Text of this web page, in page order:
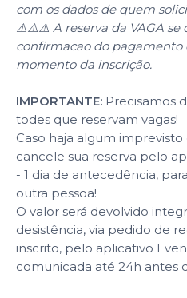
com os dados de quem
⚠️⚠️⚠️ A reserva da VAGA se
confirmacao do pagamento
momento da inscrição.
IMPORTANTE: Precisamos
todes que reservam vagas!
Caso haja algum
cancele sua reserva pelo
- 1 dia de antecedência,
outra pessoa!
O valor será devolvido
desistência, via pedido de
inscrito, pelo aplicativo
comunicada até 24h antes